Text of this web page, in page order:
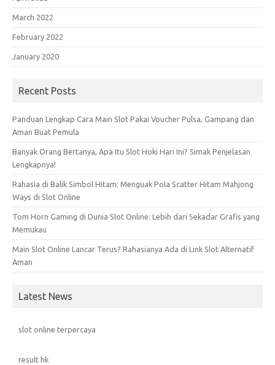
March 2022
February 2022
January 2020
Recent Posts
Panduan Lengkap Cara Main Slot Pakai Voucher Pulsa, Gampang dan
Aman Buat Pemula
Banyak Orang Bertanya, Apa Itu Slot Hoki Hari Ini? Simak Penjelasan
Lengkapnya!
Rahasia di Balik Simbol Hitam: Menguak Pola Scatter Hitam Mahjong
Ways di Slot Online
Tom Horn Gaming di Dunia Slot Online: Lebih dari Sekadar Grafis yang
Memukau
Main Slot Online Lancar Terus? Rahasianya Ada di Link Slot Alternatif
Aman
Latest News
slot online terpercaya
result hk